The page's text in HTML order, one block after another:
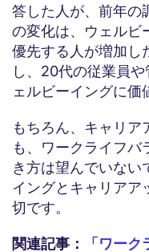
答した人が、前年の
の変化は、ウェルビ
優先する人が増加し
し、20代の従業員
ェルビーイングに価
もちろん、キャリア
も、ワークライフバ
き方は望んでいない
イングとキャリアア
切です。
関連記事： 「ワー